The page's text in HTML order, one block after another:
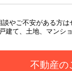
談やご不安がある方は
建て、土地、マンシ
不動産の